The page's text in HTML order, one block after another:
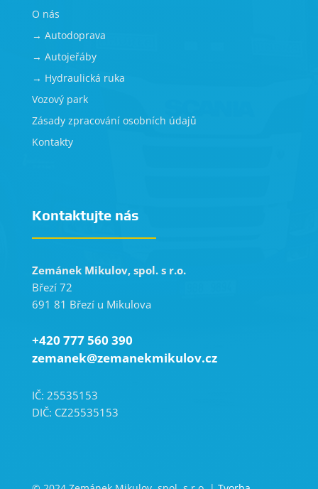
O nás
→ Autodoprava
→ Autojeřáby
→ Hydraulická ruka
Vozový park
Zásady zpracování osobních údajů
Kontakty
Kontaktujte nás
Zemánek Mikulov, spol. s r.o.
Březí 72
691 81 Březí u Mikulova
+420 777 560 390
zemanek@zemanekmikulov.cz
IČ: 25535153
DIČ: CZ25535153